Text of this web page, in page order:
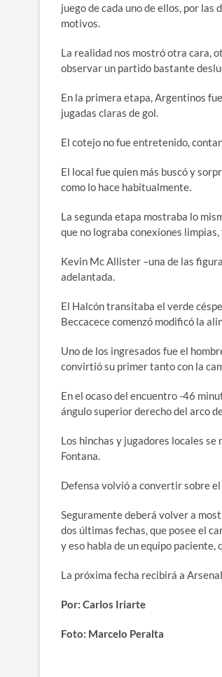
juego de cada uno de ellos, por
motivos.
La realidad nos mostró otra cara,
observar un partido bastante
En la primera etapa, Argentinos
jugadas claras de gol.
El cotejo no fue entretenido,
El local fue quien más buscó y
como lo hace habitualmente.
La segunda etapa mostraba lo
que no lograba conexiones
Kevin Mc Allister –una de las
adelantada.
El Halcón transitaba el verde
Beccacece comenzó modificó la
Uno de los ingresados fue el
convirtió su primer tanto con la
En el ocaso del encuentro -46
ángulo superior derecho del arco
Los hinchas y jugadores locales
Fontana.
Defensa volvió a convertir sobre
Seguramente deberá volver a
dos últimas fechas, que posee el
y eso habla de un equipo paciente,
La próxima fecha recibirá a
Por: Carlos Iriarte
Foto: Marcelo Peralta